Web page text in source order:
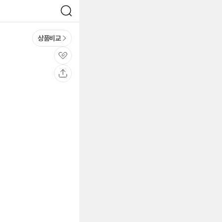
검
색
상품비교
관
심